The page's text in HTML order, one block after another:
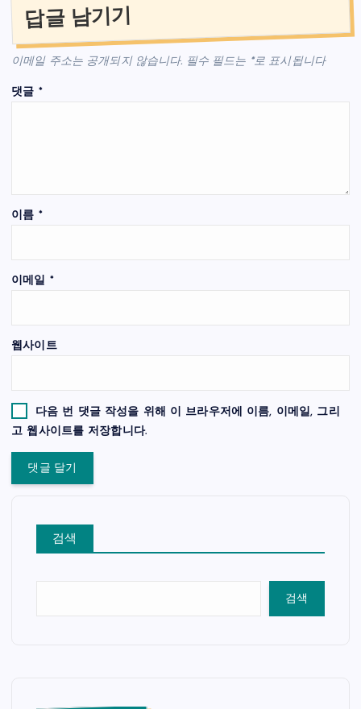
답글 남기기
이메일 주소는 공개되지 않습니다. 필수 필드는 *로 표시됩니다
댓글 *
이름 *
이메일 *
웹사이트
다음 번 댓글 작성을 위해 이 브라우저에 이름, 이메일, 그리
고 웹사이트를 저장합니다.
검색
검색